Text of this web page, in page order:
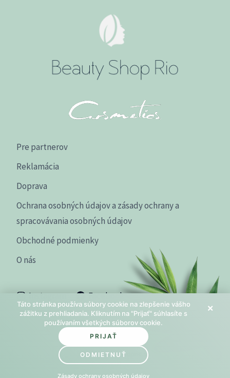
Pre partnerov
Reklamácia
Doprava
Ochrana osobných údajov a zásady ochrany a
spracovávania osobných údajov
Obchodné podmienky
O nás
Instagram Facebook
© 2026 beautyshoprio.sk
Táto stránka používa súbory cookie na zlepšenie vášho
zážitku z prehliadania. Kliknutím na "Prijať" súhlasíte s
používaním všetkých súborov cookie.
PRIJAŤ
ODMIETNUŤ
Zásady ochrany osobných údajov
×